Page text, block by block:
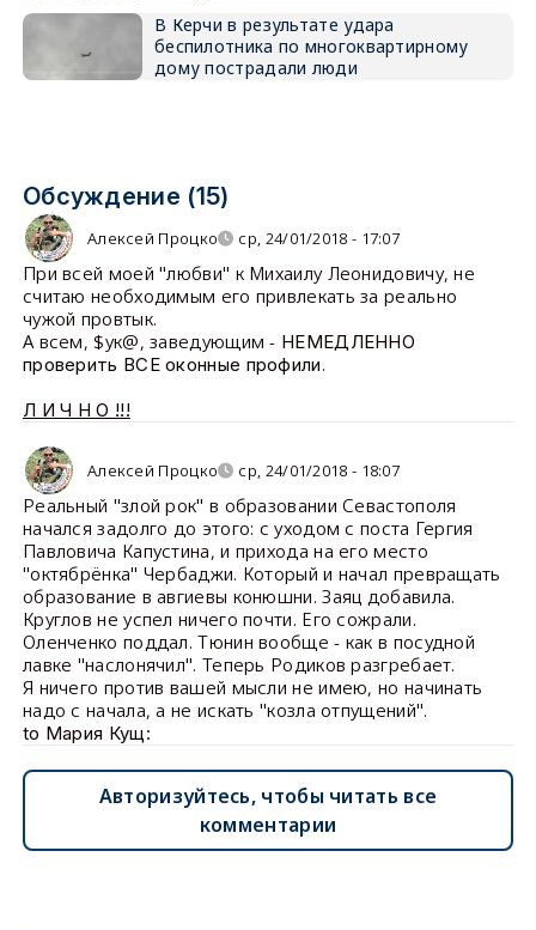
В Керчи в результате удара
беспилотника по многоквартирному
дому пострадали люди
Обсуждение (15)
Алексей Процко ср, 24/01/2018 - 17:07
При всей моей "любви" к Михаилу Леонидовичу, не
считаю необходимым его привлекать за реально
чужой провтык.
А всем, $ук@, заведующим - НЕМЕДЛЕННО
проверить ВСЕ оконные профили.
Л И Ч Н О !!!
Алексей Процко ср, 24/01/2018 - 18:07
Реальный "злой рок" в образовании Севастополя
начался задолго до этого: с уходом с поста Гергия
Павловича Капустина, и прихода на его место
"октябрёнка" Чербаджи. Который и начал превращать
образование в авгиевы конюшни. Заяц добавила.
Круглов не успел ничего почти. Его сожрали.
Оленченко поддал. Тюнин вообще - как в посудной
лавке "наслонячил". Теперь Родиков разгребает.
Я ничего против вашей мысли не имею, но начинать
надо с начала, а не искать "козла отпущений".
to Мария Кущ:
Авторизуйтесь, чтобы читать все
комментарии